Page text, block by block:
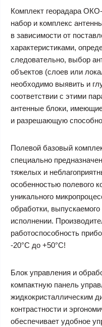
Комплект георадара
набор и комплекс
в зависимости от
характеристиками,
следовательно, выбор
объектов (слоев или
необходимо выявить и
соответствии с этими
антенные блоки,
и разрешающую
Полевой базовый
специально
тяжелых и
особенностью полевого
уникального
обработки,
исполнении.
работоспособность
-20°C до +50°C!
Блок управления и
компактную панель
жидкокристаллическим
контрастности и
обеспечивает удобное